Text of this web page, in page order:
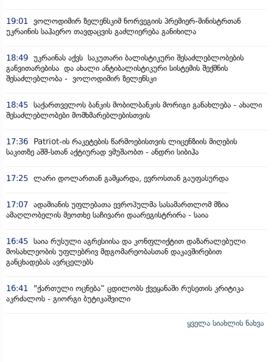
19:01
ვოლოდიმირ ზელენსკიმ ნორვეგიის პრემიერ-მინისტრთან
უკრაინის საჰაერო თავდაცვის გაძლიერება განიხილა
18:49 უკრაინას აქვს საკუთარი ბალისტიკური შესაძლებლობების
განვითარებისა და ახალი ანტიბალისტიკური სისტემის შექმნის
შესაძლებლობა - ვოლოდიმირ ზელენსკი
18:45 საქართველოს ბანკის მობილბანკის მორიგი განახლება - ახალი
შესაძლებლობები მომხმარებლებისთვის
17:36
Patriot-ის რაკეტების წარმოებისთვის ლიცენზიის მიღების
საკითზე აშშ-სთან აქტიურად ვმუშაობთ - ანდრი სიბიჰა
17:25 ლარი დოლართან გამყარდა, ევროსთან გაუფასურდა
17:07 ადამიანის უფლებათა ევროპულმა სასამართლომ მზია
ამაღლობელის მეოთხე საჩივარი დაარეგისტრირა - საია
16:45 საია რუსული აგრესიისა და კონფლიქტით დაზარალებული
მოსახლეობის უფლებრივ მდგომარეობასთან დაკავშირებით
განცხადებას ავრცელებს
16:41
"ქართული ოცნება“ ცდილობს ქვეყანაში რუსეთის კრიტიკა
აკრძალოს - გიორგი ბუტიკაშვილი
ყველა სიახლის ნახვა